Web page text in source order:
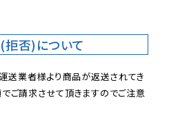
拒否)について
送業者様より商品が返送されてき
ご請求させて頂きますのでご注意